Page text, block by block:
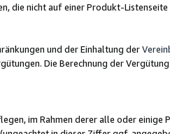
die nicht auf einer Produkt-
und der Einhaltung der
Die Berechnung der
im Rahmen derer alle oder